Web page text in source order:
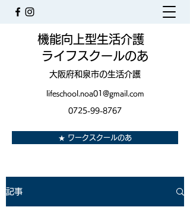
機能向上型生活介護
ライフスクールのあ
大阪府和泉市の生活介護
★ ワークスクールのあ
lifeschool.noa01@gmail.com
0725-99-8767
記事